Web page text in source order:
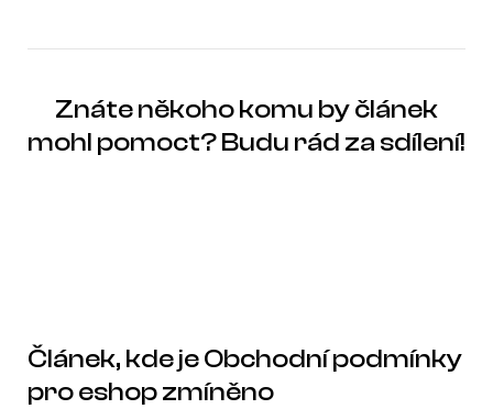
Znáte někoho komu by článek
mohl pomoct? Budu rád za sdílení!
Článek, kde je Obchodní podmínky
pro eshop zmíněno